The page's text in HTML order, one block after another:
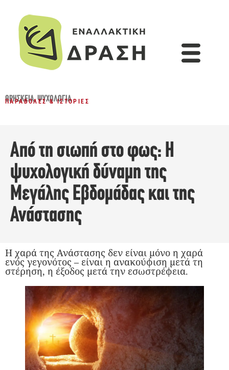
ΘΡΗΣΚΕΊΑ,ΨΥΧΟΛΟΓΊΑ
ΠΑΡΑΒΟΛΈΣ & ΙΣΤΟΡΊΕΣ
Από τη σιωπή στο φως: Η
ψυχολογική δύναμη της
Μεγάλης Εβδομάδας και της
Ανάστασης
H χαρά της Ανάστασης δεν είναι μόνο η χαρά
ενός γεγονότος – είναι η ανακούφιση μετά τη
στέρηση, η έξοδος μετά την εσωστρέφεια.